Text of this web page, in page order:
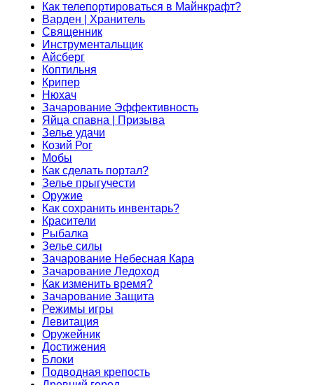
Как телепортироваться в Майнкрафт?
Варден | Хранитель
Священник
Инструментальщик
Айсберг
Коптильня
Крипер
Нюхач
Зачарование Эффективность
Яйца спавна | Призыва
Зелье удачи
Козий Рог
Мобы
Как сделать портал?
Зелье прыгучести
Оружие
Как сохранить инвентарь?
Красители
Рыбалка
Зелье силы
Зачарование Небесная Кара
Зачарование Ледоход
Как изменить время?
Зачарование Защита
Режимы игры
Левитация
Оружейник
Достижения
Блоки
Подводная крепость